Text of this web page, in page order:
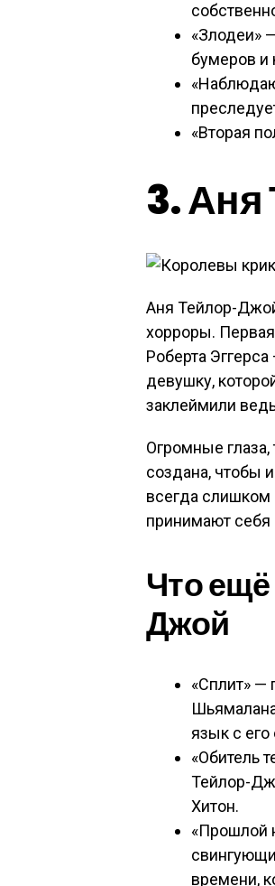
«Злодеи»
бумеров и
«Вторая
3.
Аня Тейлор-
хорроры.
Роберта
девушку,
заклеймили
Огромные
создана, чтобы
всегда слишком
принимают себя
Что
Джой
«Сплит» —
язык с
«Обитель
Тейлор-
Хитон.
«Прошлой
времени,